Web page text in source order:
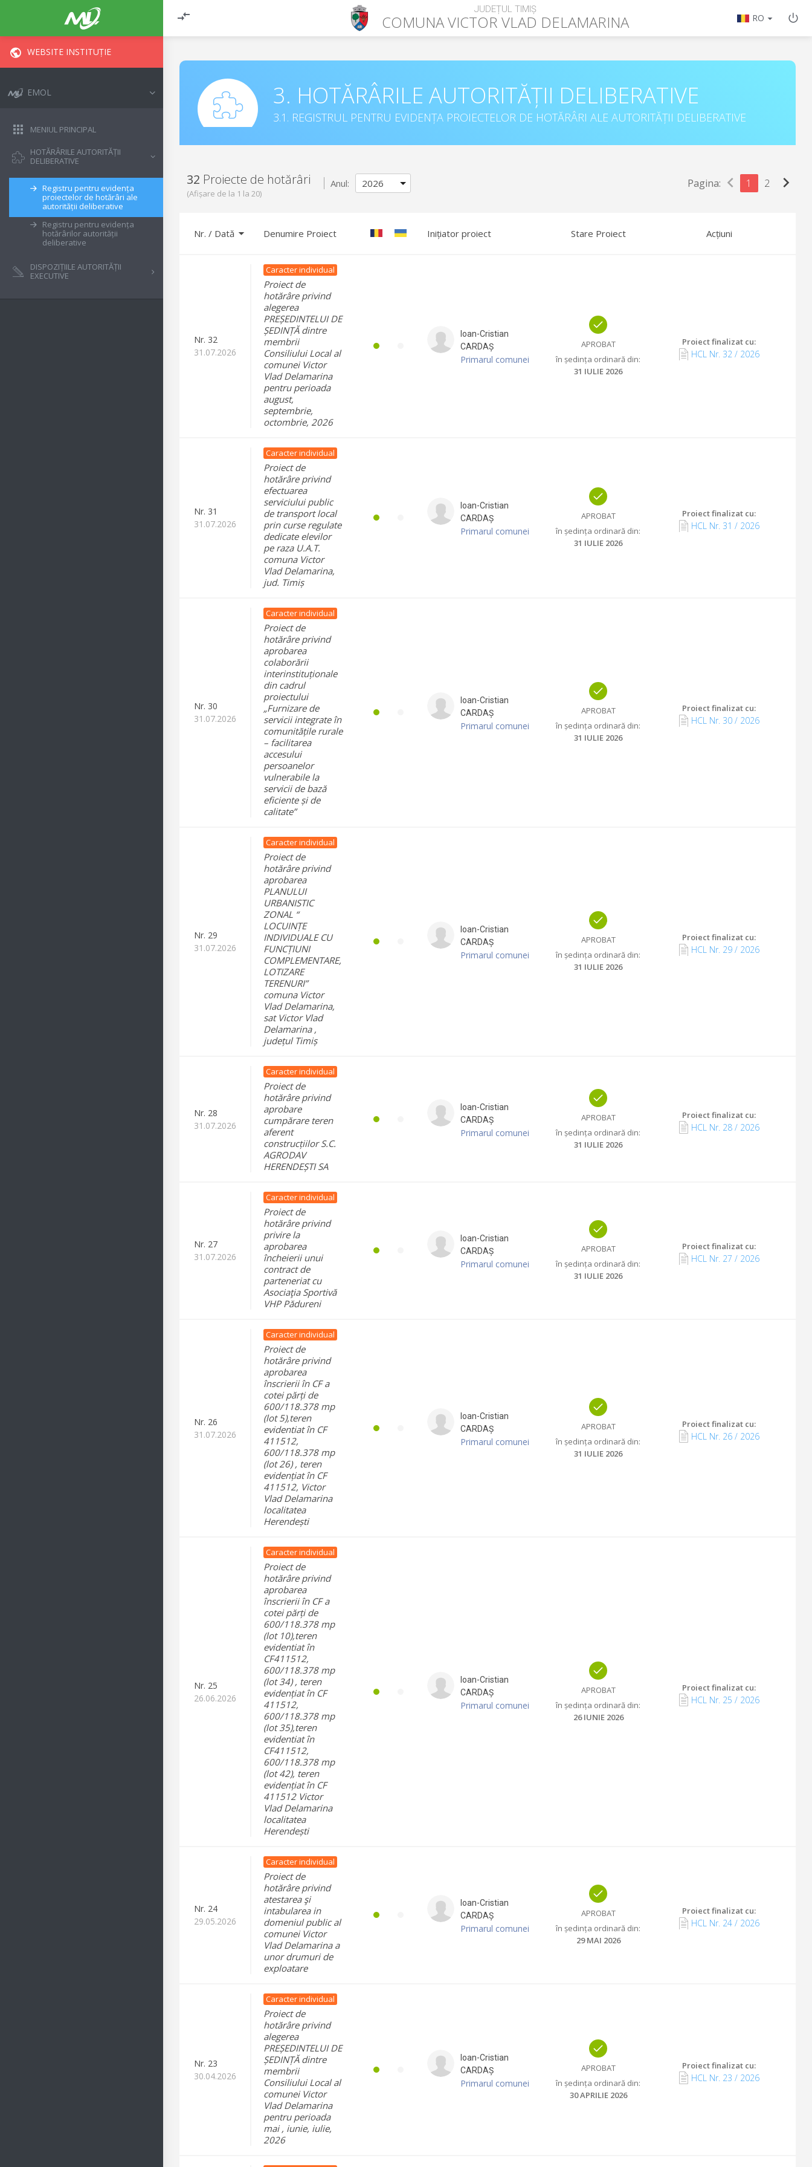
JUDEȚUL TIMIȘ
COMUNAVICTOR VLAD DELAMARINA RO
WEBSITE INSTITUȚIE
EMOL
MENIUL PRINCIPAL
HOTĂRÂRILE AUTORITĂȚII
DELIBERATIVE
Registru pentru evidența
proiectelor de hotărâri ale
autorității deliberative
Registru pentru evidența
hotărârilor autorității
deliberative
DISPOZIȚIILE AUTORITĂȚII
EXECUTIVE
3. HOTĂRÂRILE AUTORITĂȚII DELIBERATIVE
3.1. REGISTRUL PENTRU EVIDENȚA PROIECTELOR DE HOTĂRÂRI ALE AUTORITĂȚII DELIBERATIVE
32 Proiecte de hotărâri
(Afișare de la 1 la 20)
Anul: Pagina: chevron_left 1 2 chevron_right
Nr. / Dată Denumire Proiect Inițiator proiect Stare Proiect Acțiuni
Nr. 32
31.07.2026
Caracter individual
Proiect de
hotărâre privind
alegerea
PREȘEDINTELUI DE
ȘEDINȚĂ dintre
membrii
Consiliului Local al
comunei Victor
Vlad Delamarina
pentru perioada
august,
septembrie,
octombrie, 2026
Ioan-Cristian
CARDAȘ
Primarul comunei
APROBAT
în ședința ordinară din:
31 IULIE 2026
Proiect finalizat cu:
HCL Nr. 32/ 2026
Nr. 31
31.07.2026
Caracter individual
Proiect de
hotărâre privind
efectuarea
serviciului public
de transport local
prin curse regulate
dedicate elevilor
pe raza U.A.T.
comuna Victor
Vlad Delamarina,
jud. Timiș
Ioan-Cristian
CARDAȘ
Primarul comunei
APROBAT
în ședința ordinară din:
31 IULIE 2026
Proiect finalizat cu:
HCL Nr. 31 / 2026
Nr. 30
31.07.2026
Caracter individual
Proiect de
hotărâre privind
aprobarea
colaborării
interinstituționale
din cadrul
proiectului
„Furnizare de
servicii integrate în
comunitățile rurale
– facilitarea
accesului
persoanelor
vulnerabile la
servicii de bază
eficiente și de
calitate”
Ioan-Cristian
CARDAȘ
Primarul comunei
APROBAT
în ședința ordinară din:
31 IULIE 2026
Proiect finalizat cu:
HCL Nr. 30/ 2026
Nr. 29
31.07.2026
Caracter individual
Proiect de
hotărâre privind
aprobarea
PLANULUI
URBANISTIC
ZONAL “
LOCUINȚE
INDIVIDUALE CU
FUNCȚIUNI
COMPLEMENTARE,
LOTIZARE
TERENURI”
comuna Victor
Vlad Delamarina,
sat Victor Vlad
Delamarina ,
județul Timiș
Ioan-Cristian
CARDAȘ
Primarul comunei
APROBAT
în ședința ordinară din:
31 IULIE 2026
Proiect finalizat cu:
HCL Nr. 29/ 2026
Nr. 28
31.07.2026
Caracter individual
Proiect de
hotărâre privind
aprobare
cumpărare teren
aferent
construcțiilor S.C.
AGRODAV
HERENDEȘTI SA
Ioan-Cristian
CARDAȘ
Primarul comunei
APROBAT
în ședința ordinară din:
31 IULIE 2026
Proiect finalizat cu:
HCL Nr. 28/ 2026
Nr. 27
31.07.2026
Caracter individual
Proiect de
hotărâre privind
privire la
aprobarea
încheierii unui
contract de
parteneriat cu
Asociaţia Sportivă
VHP Pădureni
Ioan-Cristian
CARDAȘ
Primarul comunei
APROBAT
în ședința ordinară din:
31 IULIE 2026
Proiect finalizat cu:
HCL Nr. 27 / 2026
Nr. 26
31.07.2026
Caracter individual
Proiect de
hotărâre privind
aprobarea
înscrierii în CF a
cotei părți de
600/118.378 mp
(lot 5),teren
evidentiat în CF
411512,
600/118.378 mp
(lot 26) , teren
evidențiat în CF
411512, Victor
Vlad Delamarina
localitatea
Herendești
Ioan-Cristian
CARDAȘ
Primarul comunei
APROBAT
în ședința ordinară din:
31 IULIE 2026
Proiect finalizat cu:
HCL Nr. 26/ 2026
Nr. 25
26.06.2026
Caracter individual
Proiect de
hotărâre privind
aprobarea
înscrierii în CF a
cotei părți de
600/118.378 mp
(lot 10),teren
evidentiat în
CF411512,
600/118.378 mp
(lot 34) , teren
evidențiat în CF
411512,
600/118.378 mp
(lot 35),teren
evidentiat în
CF411512,
600/118.378 mp
(lot 42), teren
evidențiat în CF
411512 Victor
Vlad Delamarina
localitatea
Herendești
Ioan-Cristian
CARDAȘ
Primarul comunei
APROBAT
în ședința ordinară din:
26 IUNIE 2026
Proiect finalizat cu:
HCL Nr. 25 / 2026
Nr. 24
29.05.2026
Caracter individual
Proiect de
hotărâre privind
atestarea şi
intabularea in
domeniul public al
comunei Victor
Vlad Delamarina a
unor drumuri de
exploatare
Ioan-Cristian
CARDAȘ
Primarul comunei
APROBAT
în ședința ordinară din:
29 MAI 2026
Proiect finalizat cu:
HCL Nr. 24/ 2026
Nr. 23
30.04.2026
Caracter individual
Proiect de
hotărâre privind
alegerea
PREȘEDINTELUI DE
ȘEDINȚĂ dintre
membrii
Consiliului Local al
comunei Victor
Vlad Delamarina
pentru perioada
mai , iunie, iulie,
2026
Ioan-Cristian
CARDAȘ
Primarul comunei
APROBAT
în ședința ordinară din:
30 APRILIE 2026
Proiect finalizat cu:
HCL Nr. 23 / 2026